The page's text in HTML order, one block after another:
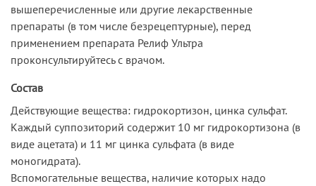
вышеперечисленные или другие лекарственные
препараты (в том числе безрецептурные), перед
применением препарата Релиф Ультра
проконсультируйтесь с врачом.
Состав
Действующие вещества: гидрокортизон, цинка сульфат.
Каждый суппозиторий содержит 10 мг гидрокортизона (в
виде ацетата) и 11 мг цинка сульфата (в виде
моногидрата).
Вспомогательные вещества, наличие которых надо